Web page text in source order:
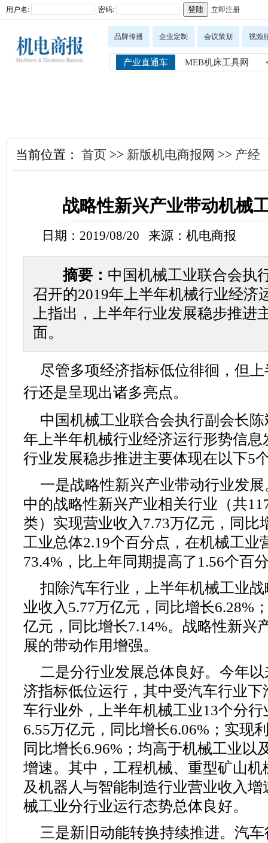
用户名: 密码: 立即注册
品牌传播 企业定制 会议策划 视频
产业直通车 MEB机床工具网
当前位置： 首页 >> 新版机电商报网 >> 产经
战略性新兴产业带动机械
日期：2019/08/20 来源：机电商报
摘要： 中国机械工业联合会执
召开的2019年上半年机械行业经济
上指出，上半年行业发展稳步推进
面。
尽管多项经济指标低位徘徊，但
行还是呈现出诸多亮点。
中国机械工业联合会执行副会长
年上半年机械行业经济运行形势信
行业发展稳步推进主要体现在以下5
一是战略性新兴产业带动行业发
中的战略性新兴产业相关行业（共
类）实现营业收入7.73万亿元，同比
工业总体2.19个百分点，在机械工业
73.4%，比上年同期提高了1.56个百
扣除汽车行业，上半年机械工业
业收入5.77万亿元，同比增长6.28%
亿元，同比增长7.14%。战略性新兴
展的带动作用增强。
二是分行业发展总体良好。今年
济指标低位运行，其中受汽车行业
车行业外，上半年机械工业13个分
6.55万亿元，同比增长6.06%；实现
同比增长6.96%；均高于机械工业以
增速。其中，工程机械、重型矿山
及机器人与智能制造行业营业收入
械工业分行业运行态势总体良好。
三是新旧动能转换持续推进。汽